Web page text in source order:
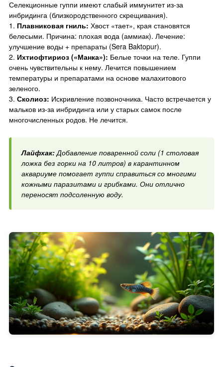
Селекционные гуппи имеют слабый иммунитет из-за
инбридинга (близкородственного скрещивания).
1. Плавниковая гниль: Хвост «тает», края становятся
белесыми. Причина: плохая вода (аммиак). Лечение:
улучшение воды + препараты (Sera Baktopur).
2. Ихтиофтириоз («Манка»): Белые точки на теле. Гуппи
очень чувствительны к нему. Лечится повышением
температуры и препаратами на основе малахитового
зеленого.
3. Сколиоз: Искривление позвоночника. Часто встречается у
мальков из-за инбридинга или у старых самок после
многочисленных родов. Не лечится.
Лайфхак: Добавление поваренной соли (1 столовая
ложка без горки на 10 литров) в карантинном
аквариуме помогает гуппи справиться со многими
кожными паразитами и грибками. Они отлично
переносят подсоленную воду.